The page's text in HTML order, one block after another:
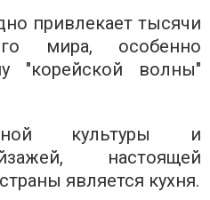
привлекает тысячи
мира, особенно
"корейской волны"
культуры и
настоящей
является кухня.